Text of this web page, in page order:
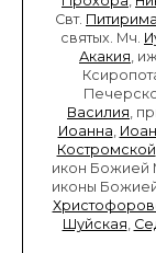
Свт. Питирима
святых. Мч.
Акакия,
Василия,
Иоанна,
Костромской
икон Божией
иконы
Шуйская,